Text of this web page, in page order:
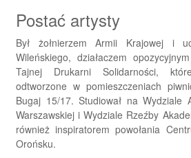
Postać artysty
Był żołnierzem Armii Krajowej i
Wileńskiego, działaczem
Tajnej Drukarni Solidarności,
odtworzone w pomieszczeniach
Bugaj 15/17. Studiował na Wydziale
Warszawskiej i Wydziale Rzeźby
również inspiratorem powołania
Orońsku.